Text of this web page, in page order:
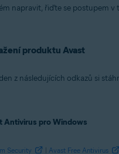
Premium 21.x pro Windows
Saver 19.x pro Windows
8.1 / Pro / Enterprise – 32/64bitový
7 Home Basic / Home Premium /
napravit, řiďte se postupem v
produktu Avast
z následujících odkazů si
Antivirus pro Windows
Security Avast Free Antivirus